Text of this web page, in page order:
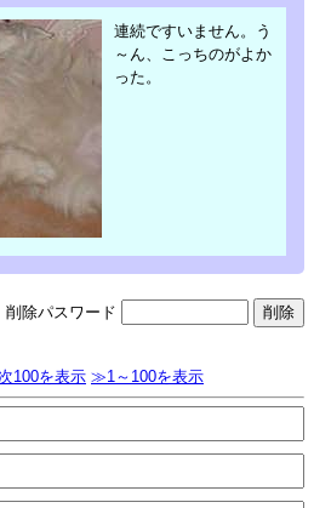
連続ですいません。う
～ん、こっちのがよか
った。
削除パスワード
100を表示 ≫1～100を表示